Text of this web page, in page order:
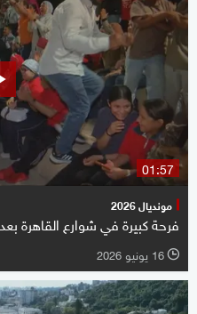
01:57
مونديال 2026
فرحة كبيرة في شوارع القاهرة
l 16 يونيو 2026